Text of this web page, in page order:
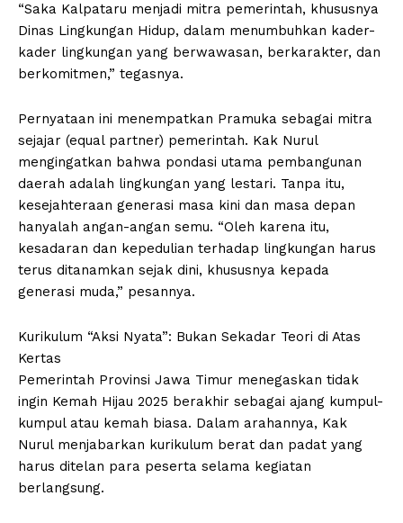
“Saka Kalpataru menjadi mitra pemerintah, khususnya
Dinas Lingkungan Hidup, dalam menumbuhkan kader-
kader lingkungan yang berwawasan, berkarakter, dan
berkomitmen,” tegasnya.
Pernyataan ini menempatkan Pramuka sebagai mitra
sejajar (equal partner) pemerintah. Kak Nurul
mengingatkan bahwa pondasi utama pembangunan
daerah adalah lingkungan yang lestari. Tanpa itu,
kesejahteraan generasi masa kini dan masa depan
hanyalah angan-angan semu. “Oleh karena itu,
kesadaran dan kepedulian terhadap lingkungan harus
terus ditanamkan sejak dini, khususnya kepada
generasi muda,” pesannya.
Kurikulum “Aksi Nyata”: Bukan Sekadar Teori di Atas
Kertas
Pemerintah Provinsi Jawa Timur menegaskan tidak
ingin Kemah Hijau 2025 berakhir sebagai ajang kumpul-
kumpul atau kemah biasa. Dalam arahannya, Kak
Nurul menjabarkan kurikulum berat dan padat yang
harus ditelan para peserta selama kegiatan
berlangsung.